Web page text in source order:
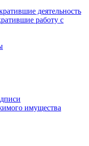
деятельность
работу с
имущества